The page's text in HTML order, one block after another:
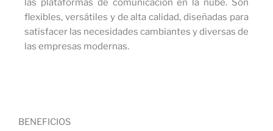
las plataformas de comunicación en la nube. Son
flexibles, versátiles y de alta calidad, diseñadas para
satisfacer las necesidades cambiantes y diversas de
las empresas modernas.
BENEFICIOS